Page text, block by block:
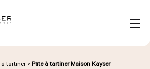
à tartiner > Pâte à tartiner Maison Kayser